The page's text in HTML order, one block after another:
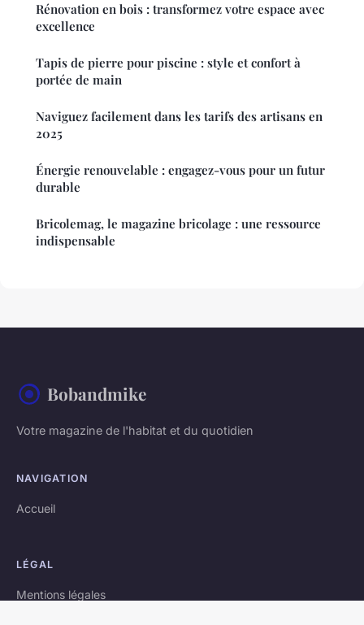
Rénovation en bois : transformez votre espace avec
excellence
Tapis de pierre pour piscine : style et confort à
portée de main
Naviguez facilement dans les tarifs des artisans en
2025
Énergie renouvelable : engagez-vous pour un futur
durable
Bricolemag, le magazine bricolage : une ressource
indispensable
Bobandmike
Votre magazine de l'habitat et du quotidien
NAVIGATION
Accueil
LÉGAL
Mentions légales